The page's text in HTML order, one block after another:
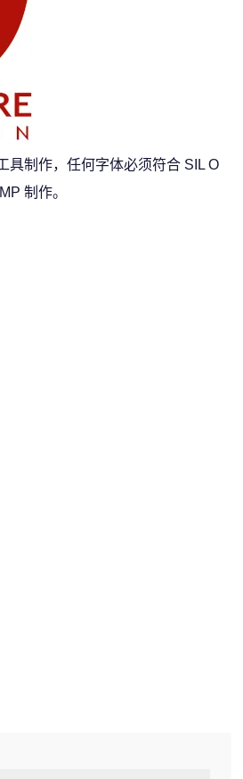
具制作，任何字体必须符合 SIL O
制作。